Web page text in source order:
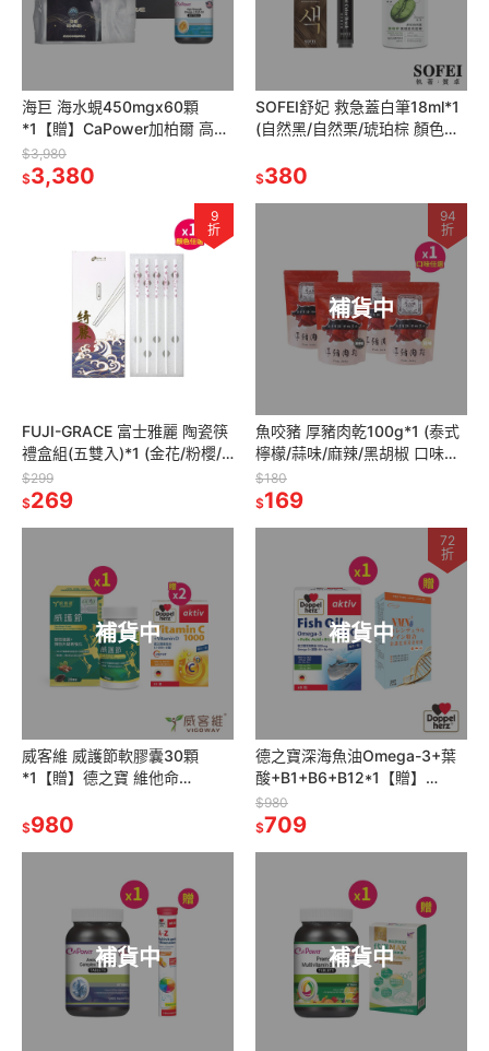
海巨 海水蜆450mgx60顆
*1【贈】CaPower加柏爾 高單
位魚油軟膠囊1.5gx60粒*2
$3,980
$3,380
SOFEI舒妃 救急蓋白筆18ml*1
(自然黑/自然栗/琥珀棕 顏色任
韌防斷落洗髮精*1
$380
9
折
FUJI-GRACE 富士雅麗 陶瓷筷
禮盒組(五雙入)*1 (金花/粉櫻/
靛藍 顏色任選)
$299
$269
補貨中
94
折
魚咬豬 厚豬肉乾100g*1 (泰式
檸檬/蒜味/麻辣/黑胡椒 口味任
選)
$180
$169
補貨中
威客維 威護節軟膠囊30顆
*1【贈】德之寶 維他命
$980
補貨中
72
折
德之寶深海魚油Omega-3+葉
酸+B1+B6+B12*1【贈】
sunVenusNMN金盞花葉黃素
膠囊*1效期26.4
$980
$709
補貨中 補貨中